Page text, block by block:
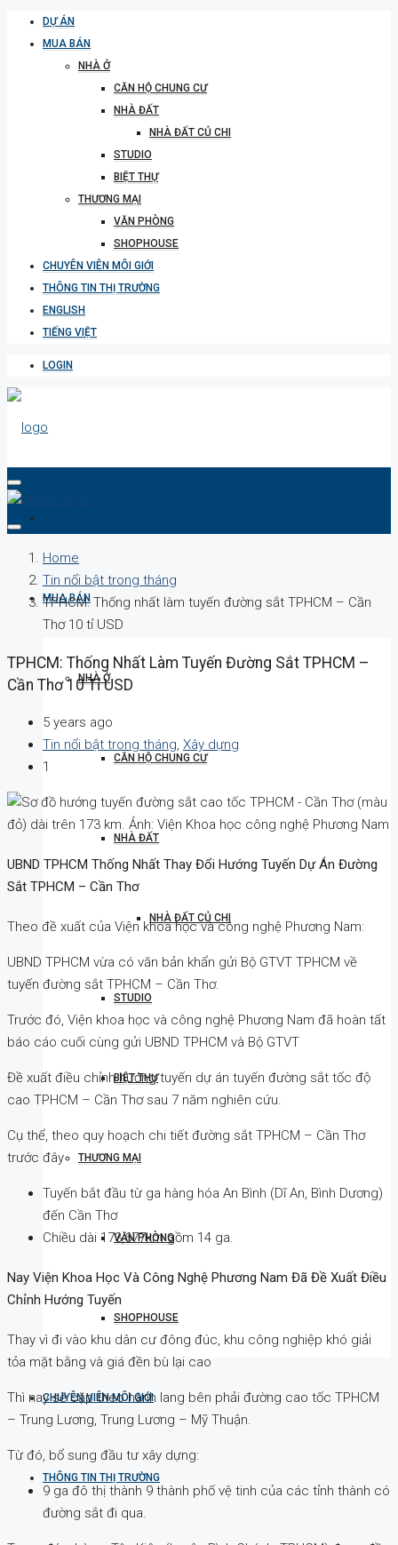
DỰ ÁN
MUA BÁN
NHÀ Ở
CĂN HỘ CHUNG CƯ
NHÀ ĐẤT
NHÀ ĐẤT CỦ CHI
STUDIO
BIỆT THỰ
THƯƠNG MẠI
VĂN PHÒNG
SHOPHOUSE
CHUYÊN VIÊN MÔI GIỚI
THÔNG TIN THỊ TRƯỜNG
ENGLISH
TIẾNG VIỆT
LOGIN
MUA BÁN
NHÀ Ở
CĂN HỘ CHUNG CƯ
NHÀ ĐẤT
NHÀ ĐẤT CỦ CHI
STUDIO
BIỆT THỰ
THƯƠNG MẠI
VĂN PHÒNG
SHOPHOUSE
CHUYÊN VIÊN MÔI GIỚI
THÔNG TIN THỊ TRƯỜNG
Home
Tin nổi bật trong tháng
TPHCM: Thống nhất làm tuyến đường sắt TPHCM – Cần
Thơ 10 tỉ USD
TPHCM: Thống Nhất Làm Tuyến Đường Sắt TPHCM –
Cần Thơ 10 Tỉ USD
5 years ago
Tin nổi bật trong tháng, Xây dựng
1
UBND TPHCM Thống Nhất Thay Đổi Hướng Tuyến Dự Án Đường
Sắt TPHCM – Cần Thơ
Theo đề xuất của Viện khoa học và công nghệ Phương Nam:
UBND TPHCM vừa có văn bản khẩn gửi Bộ GTVT TPHCM về
tuyến đường sắt TPHCM – Cần Thơ.
Trước đó, Viện khoa học và công nghệ Phương Nam đã hoàn tất
báo cáo cuối cùng gửi UBND TPHCM và Bộ GTVT
Đề xuất điều chỉnh hướng tuyến dự án tuyến đường sắt tốc độ
cao TPHCM – Cần Thơ sau 7 năm nghiên cứu.
Cụ thể, theo quy hoạch chi tiết đường sắt TPHCM – Cần Thơ
trước đây
Tuyến bắt đầu từ ga hàng hóa An Bình (Dĩ An, Bình Dương)
đến Cần Thơ
Chiều dài 173,677km gồm 14 ga.
Nay Viện Khoa Học Và Công Nghệ Phương Nam Đã Đề Xuất Điều
Chỉnh Hướng Tuyến
Thay vì đi vào khu dân cư đông đúc, khu công nghiệp khó giải
tỏa mặt bằng và giá đền bù lại cao
Thì nay sẽ cặp theo hành lang bên phải đường cao tốc TPHCM
– Trung Lương, Trung Lương – Mỹ Thuận.
Từ đó, bổ sung đầu tư xây dựng:
9 ga đô thị thành 9 thành phố vệ tinh của các tỉnh thành có
đường sắt đi qua.